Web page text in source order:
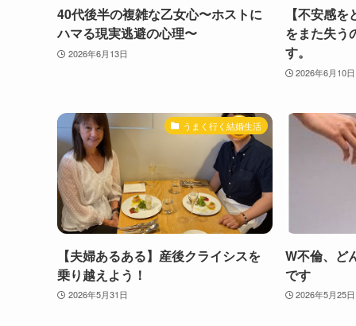
40代後半の複雑な乙女心〜ホストに
ハマる現実逃避の心理〜
2026年6月13日
【不安感
をまた失う
す。
2026年6月10日
うまく行く結婚生活
【夫婦あるある】産後クライシスを
乗り越えよう！
2026年5月31日
W不倫、ど
です
2026年5月25日